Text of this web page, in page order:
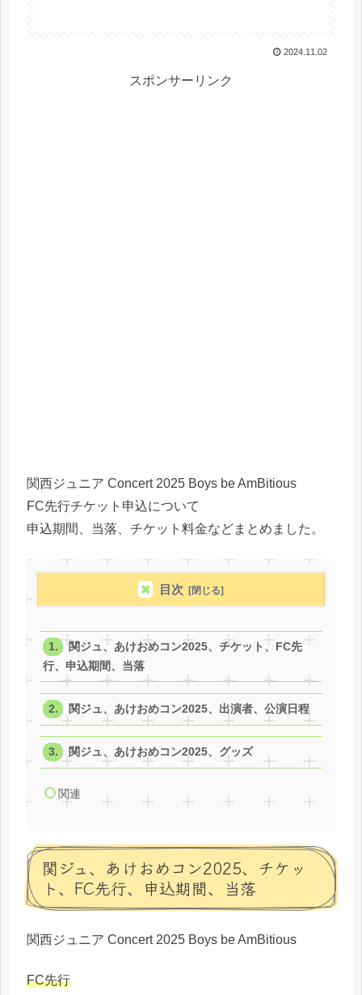
2024.11.02
スポンサーリンク
関西ジュニア Concert 2025 Boys be AmBitious
FC先行チケット申込について
申込期間、当落、チケット料金などまとめました。
目次
関ジュ、あけおめコン2025、チケット、FC先
行、申込期間、当落
関ジュ、あけおめコン2025、出演者、公演日程
関ジュ、あけおめコン2025、グッズ
関連
関ジュ、あけおめコン2025、チケッ
ト、FC先行、申込期間、当落
関西ジュニア Concert 2025 Boys be AmBitious
FC先行